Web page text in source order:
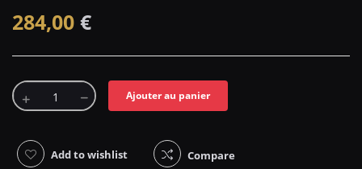
284,00 €
Ajouter au panier
Add to wishlist Compare